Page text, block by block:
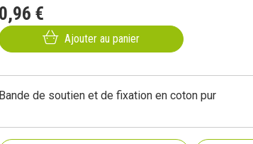
0,96 €
Ajouter au panier
Bande de soutien et de fixation en coton pur